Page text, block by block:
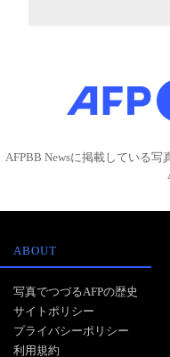
AFPBB Newsに掲載している
ABOUT
写真でつづるAFPの歴史
サイトポリシー
プライバシーポリシー
利用規約